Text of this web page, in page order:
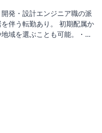
発・設計エンジニア職の派
伴う転勤あり。 初期配属か
域を選ぶことも可能。・5
の勤務エリア...